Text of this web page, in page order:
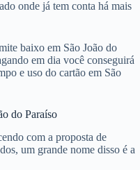
onde já tem conta há mais
baixo em São João do
em dia você conseguirá
e uso do cartão em São
do Paraíso
com a proposta de
um grande nome disso é a